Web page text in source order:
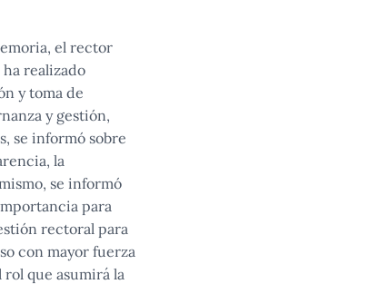
el rector
realizado
y toma de
y gestión,
se informó sobre
la
se informó
para
rectoral para
con mayor fuerza
que asumirá la